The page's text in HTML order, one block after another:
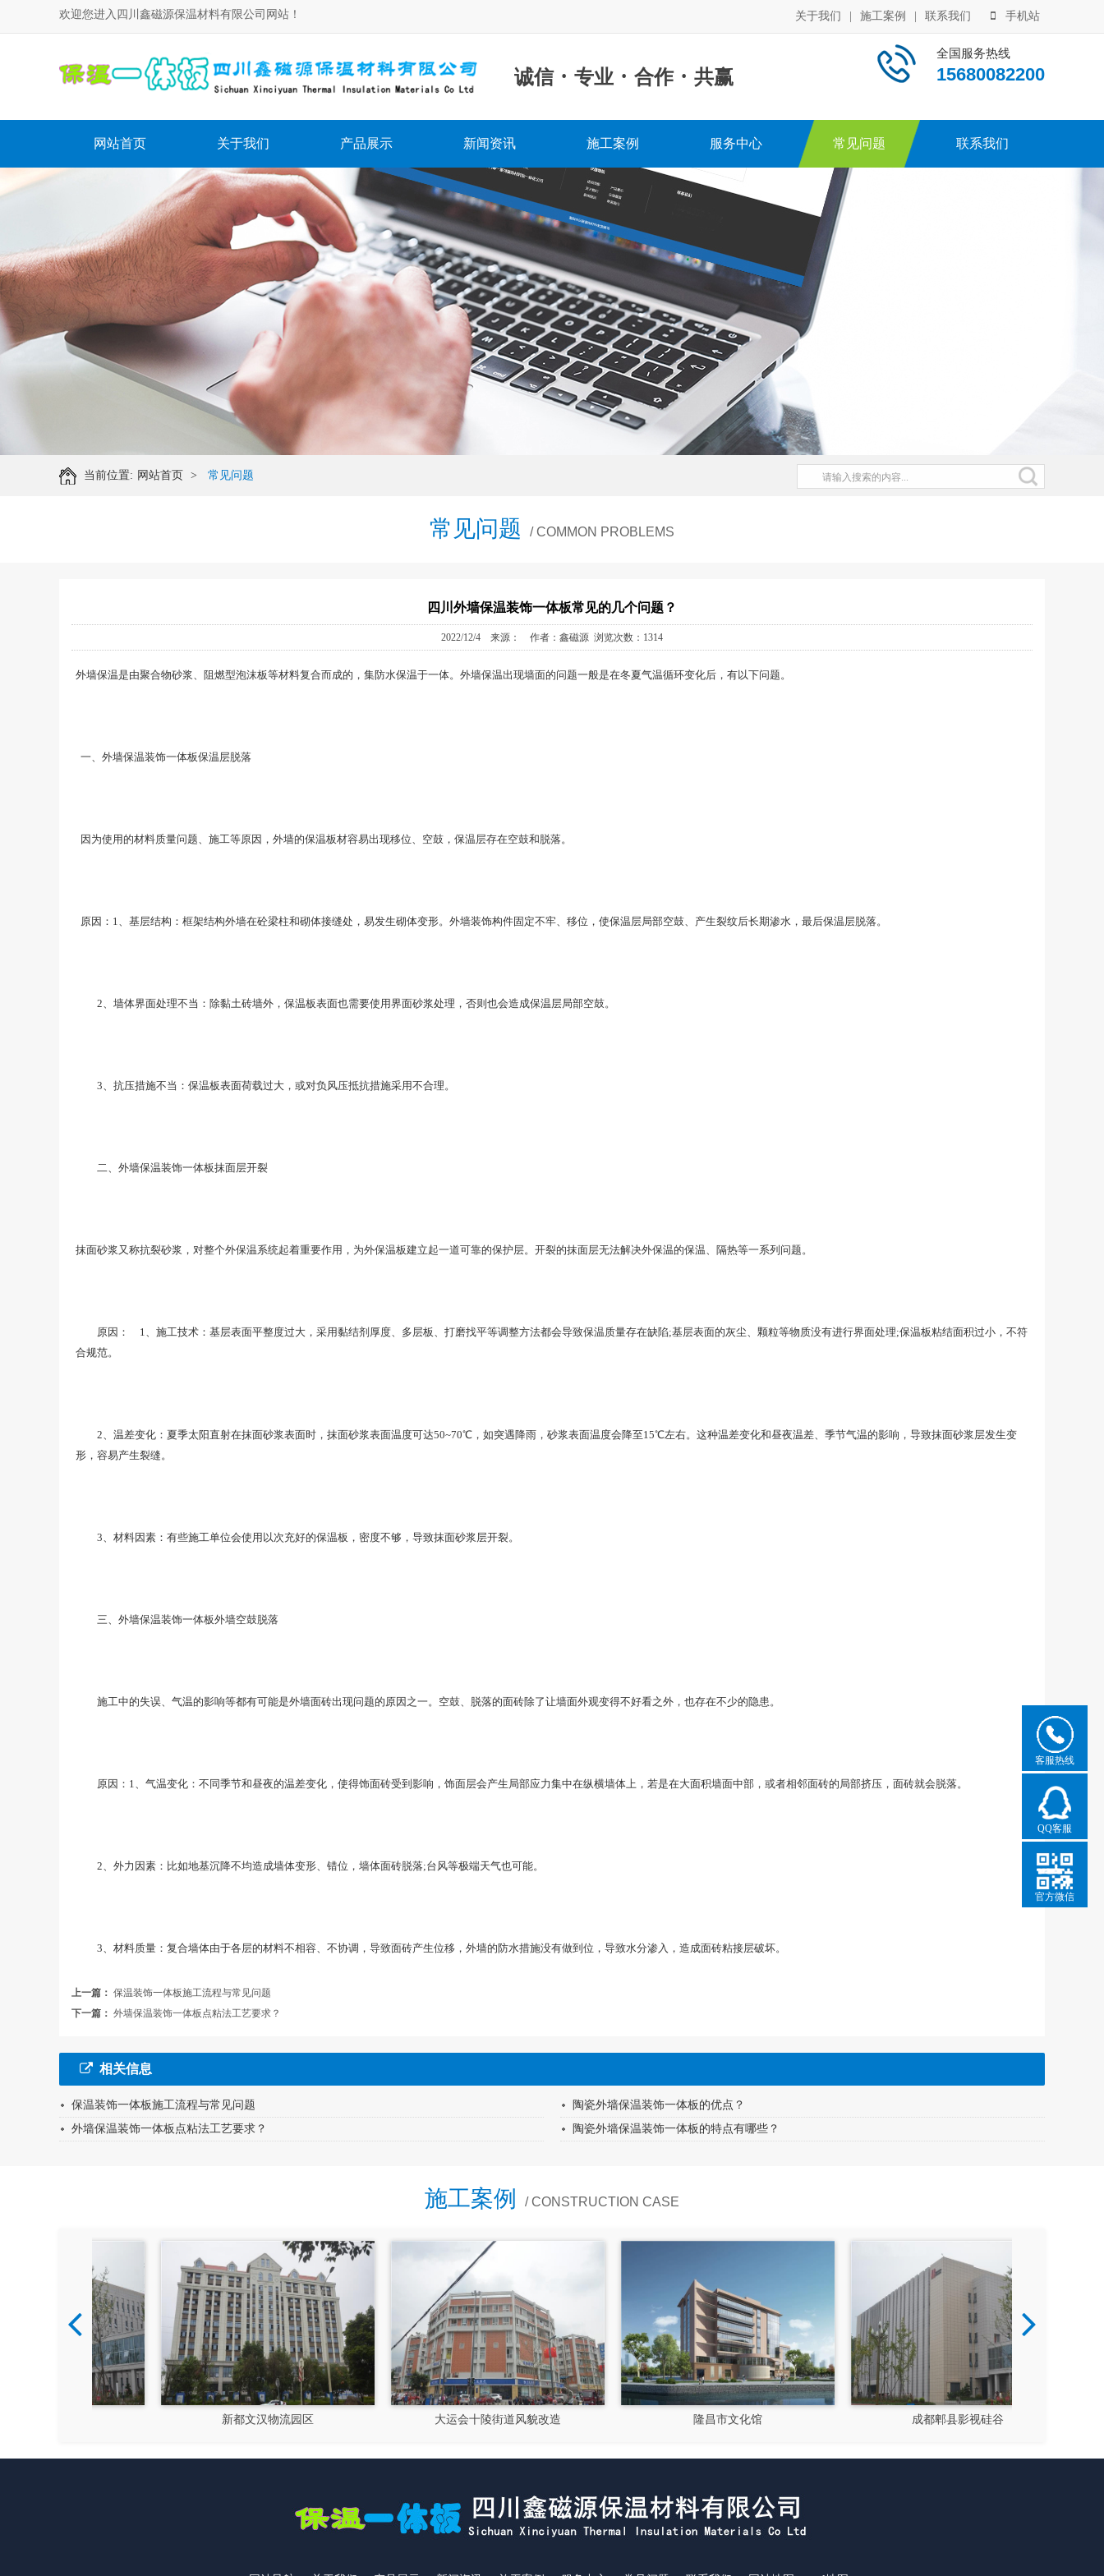
欢迎您进入四川鑫磁源保温材料有限公司网站！ 关于我们 施工案例 联系我们 手机站
诚信 · 专业 · 合作 · 共赢
全国服务热线
15680082200
网站首页 关于我们 产品展示 新闻资讯 施工案例 服务中心 常见问题 联系我们
当前位置: 网站首页 > 常见问题
常见问题 / COMMON PROBLEMS
四川外墙保温装饰一体板常见的几个问题？
2022/12/4 来源： 作者：鑫磁源 浏览次数：1314
外墙保温是由聚合物砂浆、阻燃型泡沫板等材料复合而成的，集防水保温于一体。外墙保温出现墙面的问题一般是在冬夏气温循环变化后，有以下问题。
一、外墙保温装饰一体板保温层脱落
因为使用的材料质量问题、施工等原因，外墙的保温板材容易出现移位、空鼓，保温层存在空鼓和脱落。
原因：1、基层结构：框架结构外墙在砼梁柱和砌体接缝处，易发生砌体变形。外墙装饰构件固定不牢、移位，使保温层局部空鼓、产生裂纹后长期渗水，最后保温层脱落。
2、墙体界面处理不当：除黏土砖墙外，保温板表面也需要使用界面砂浆处理，否则也会造成保温层局部空鼓。
3、抗压措施不当：保温板表面荷载过大，或对负风压抵抗措施采用不合理。
二、外墙保温装饰一体板抹面层开裂
抹面砂浆又称抗裂砂浆，对整个外保温系统起着重要作用，为外保温板建立起一道可靠的保护层。开裂的抹面层无法解决外保温的保温、隔热等一系列问题。
原因： 1、施工技术：基层表面平整度过大，采用黏结剂厚度、多层板、打磨找平等调整方法都会导致保温质量存在缺陷;基层表面的灰尘、颗粒等物质没有进行界面处理;保温板粘结面积过小，不符
合规范。
2、温差变化：夏季太阳直射在抹面砂浆表面时，抹面砂浆表面温度可达50~70℃，如突遇降雨，砂浆表面温度会降至15℃左右。这种温差变化和昼夜温差、季节气温的影响，导致抹面砂浆层发生变
形，容易产生裂缝。
3、材料因素：有些施工单位会使用以次充好的保温板，密度不够，导致抹面砂浆层开裂。
三、外墙保温装饰一体板外墙空鼓脱落
施工中的失误、气温的影响等都有可能是外墙面砖出现问题的原因之一。空鼓、脱落的面砖除了让墙面外观变得不好看之外，也存在不少的隐患。
原因：1、气温变化：不同季节和昼夜的温差变化，使得饰面砖受到影响，饰面层会产生局部应力集中在纵横墙体上，若是在大面积墙面中部，或者相邻面砖的局部挤压，面砖就会脱落。
2、外力因素：比如地基沉降不均造成墙体变形、错位，墙体面砖脱落;台风等极端天气也可能。
3、材料质量：复合墙体由于各层的材料不相容、不协调，导致面砖产生位移，外墙的防水措施没有做到位，导致水分渗入，造成面砖粘接层破坏。
上一篇： 保温装饰一体板施工流程与常见问题
下一篇： 外墙保温装饰一体板点粘法工艺要求？
相关信息
保温装饰一体板施工流程与常见问题
陶瓷外墙保温装饰一体板的优点？
外墙保温装饰一体板点粘法工艺要求？
陶瓷外墙保温装饰一体板的特点有哪些？
施工案例 / CONSTRUCTION CASE
新都文汉物流园区 大运会十陵街道风貌改造 隆昌市文化馆 成都郫县影视硅谷
客服热线
QQ客服
官方微信